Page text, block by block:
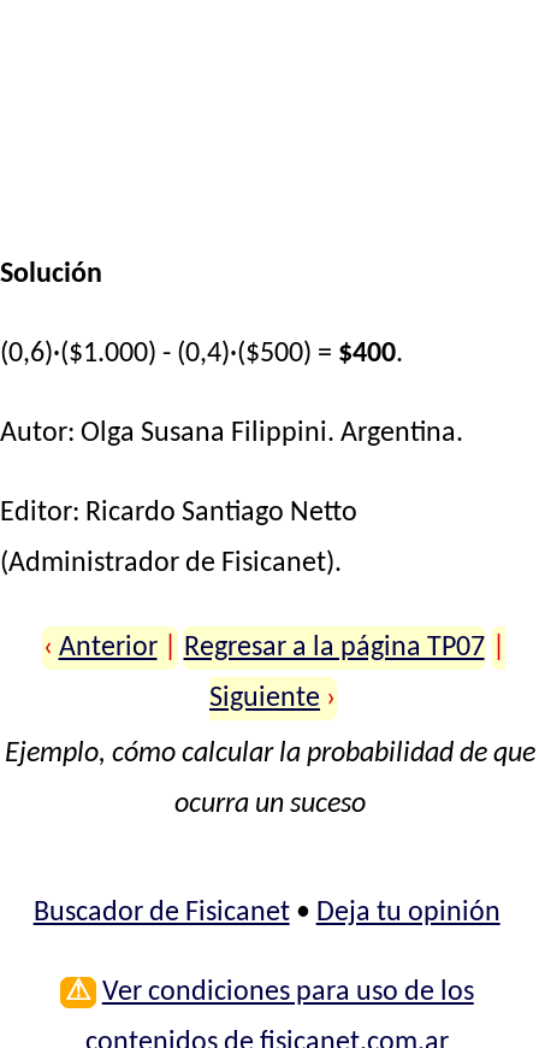
Solución
(0,6)·($1.000) - (0,4)·($500) = $400.
Autor: Olga Susana Filippini. Argentina.
Editor: Ricardo Santiago Netto
(Administrador de Fisicanet).
‹ Anterior Regresar a la página TP07
Siguiente ›
Ejemplo, cómo calcular la probabilidad de que
ocurra un suceso
Buscador de Fisicanet• Deja tu opinión
⚠ Ver condiciones para uso de los